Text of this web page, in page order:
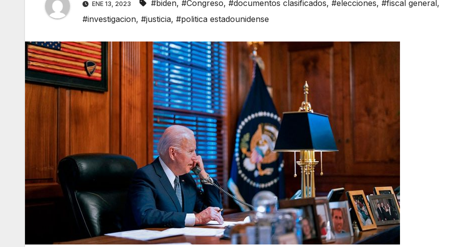
ENE 13, 2023 #biden, #Congreso, #documentos clasificados, #elecciones, #fiscal general,
#investigacion, #justicia, #politica estadounidense